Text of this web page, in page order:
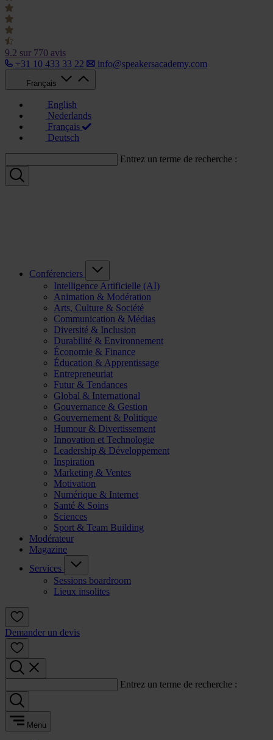
9.2 sur 770 avis
+31 10 433 33 22
info@speakersacademy.com
Français
English
Nederlands
Français
Deutsch
Entrez un terme de recherche :
Conférenciers
Intelligence Artificielle (AI)
Animation & Modération
Arts, Culture & Société
Communication & Médias
Diversité & Inclusion
Durabilité & Environnement
Économie & Finance
Éducation & Apprentissage
Entrepreneuriat
Futur & Tendances
Global & International
Gouvernance & Gestion
Gouvernement & Politique
Humour & Divertissement
Innovation et Technologie
Leadership & Développement
Inspiration
Marketing & Ventes
Motivation
Numérique & Internet
Santé & Soins
Sciences
Sport & Team Building
Modérateur
Magazine
Services
Sessions boardroom
Lieux insolites
Demander un devis
Entrez un terme de recherche :
Menu